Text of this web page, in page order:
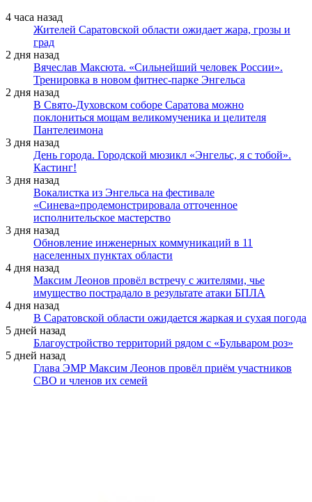
4 часа назад
Жителей Саратовской области ожидает жара, грозы и
град
2 дня назад
Вячеслав Максюта. «Сильнейший человек России».
Тренировка в новом фитнес-парке Энгельса
2 дня назад
В Свято-Духовском соборе Саратова можно
поклониться мощам великомученика и целителя
Пантелеимона
3 дня назад
День города. Городской мюзикл «Энгельс, я с тобой».
Кастинг!
3 дня назад
Вокалистка из Энгельса на фестивале
«Синева»продемонстрировала отточенное
исполнительское мастерство
3 дня назад
Обновление инженерных коммуникаций в 11
населенных пунктах области
4 дня назад
Максим Леонов провёл встречу с жителями, чье
имущество пострадало в результате атаки БПЛА
4 дня назад
В Саратовской области ожидается жаркая и сухая погода
5 дней назад
Благоустройство территорий рядом с «Бульваром роз»
5 дней назад
Глава ЭМР Максим Леонов провёл приём участников
СВО и членов их семей